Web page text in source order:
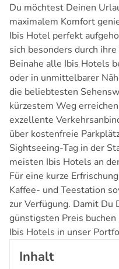
Du möchtest Deinen
maximalem Komfort
Ibis Hotel perfekt
sich besonders durch
Beinahe alle Ibis Hotels
oder in unmittelbarer
die beliebtesten
kürzestem Weg
exzellente
über kostenfreie
Sightseeing-Tag in der
meisten Ibis Hotels an
Für eine kurze
Kaffee- und Teestation
zur Verfügung. Damit Du
günstigsten Preis
Ibis Hotels in unser
Inhalt